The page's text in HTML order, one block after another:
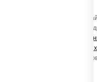
Осуществляя вход на этот
«ПиццаСушиВок - доставка
Пользовательским
защите персональных данных
и порядке получения